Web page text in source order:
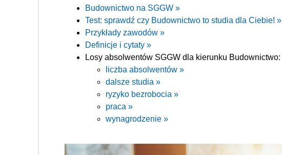
Budownictwo na SGGW »
Test: sprawdź czy Budownictwo to studia dla Ciebie! »
Przykłady zawodów »
Definicje i cytaty »
Losy absolwentów SGGW dla kierunku Budownictwo:
liczba absolwentów »
dalsze studia »
ryzyko bezrobocia »
praca »
wynagrodzenie »